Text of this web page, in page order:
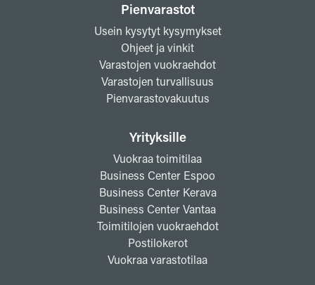
Pienvarastot
Usein kysytyt kysymykset
Ohjeet ja vinkit
Varastojen vuokraehdot
Varastojen turvallisuus
Pienvarastovakuutus
Yrityksille
Vuokraa toimitilaa
Business Center Espoo
Business Center Kerava
Business Center Vantaa
Toimitilojen vuokraehdot
Postilokerot
Vuokraa varastotilaa